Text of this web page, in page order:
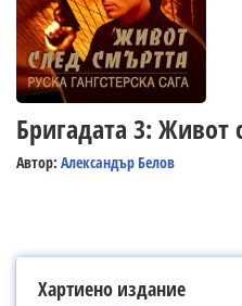
Бригадата 3: Живот
Автор: Александър Белов
Хартиено издание